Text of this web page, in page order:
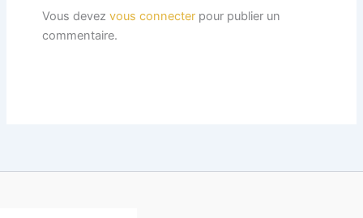
Vous devez vous connecterpour publier un
commentaire.